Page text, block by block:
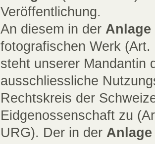
Veröffentlichung.
An diesem in der Anlage
fotografischen Werk
steht unserer Mandantin
ausschliessliche
Rechtskreis der
Eidgenossenschaft zu
URG). Der in der Anlage